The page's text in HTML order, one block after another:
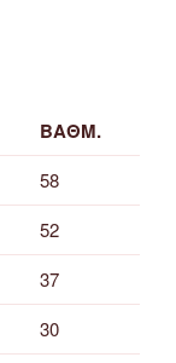
ΒΑΘΜ.
58
52
37
30